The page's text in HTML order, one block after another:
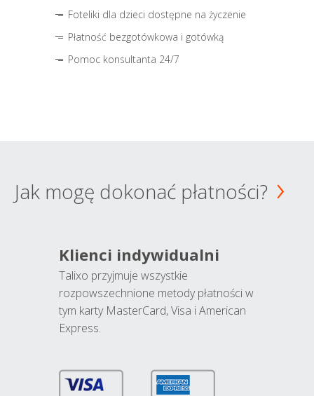
Foteliki dla dzieci dostępne na życzenie
Płatność bezgotówkowa i gotówką
Pomoc konsultanta 24/7
Jak mogę dokonać płatności?
Klienci indywidualni
Talixo przyjmuje wszystkie
rozpowszechnione metody płatności w
tym karty MasterCard, Visa i American
Express.